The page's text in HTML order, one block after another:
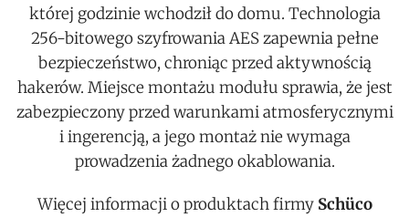
której godzinie wchodził do domu. Technologia
256-bitowego szyfrowania AES zapewnia pełne
bezpieczeństwo, chroniąc przed aktywnością
hakerów. Miejsce montażu modułu sprawia, że jest
zabezpieczony przed warunkami atmosferycznymi
i ingerencją, a jego montaż nie wymaga
prowadzenia żadnego okablowania.
Więcej informacji o produktach firmy Schüco